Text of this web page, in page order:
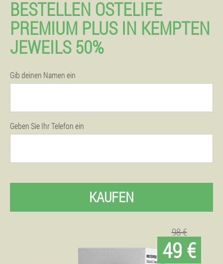
BESTELLEN OSTELIFE
PREMIUM PLUS IN KEMPTEN
JEWEILS 50%
Gib deinen Namen ein
Geben Sie Ihr Telefon ein
KAUFEN
98 €
49 €